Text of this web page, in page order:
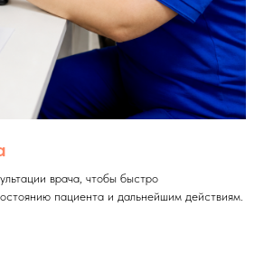
врача, чтобы быстро
пациента и дальнейшим действиям.